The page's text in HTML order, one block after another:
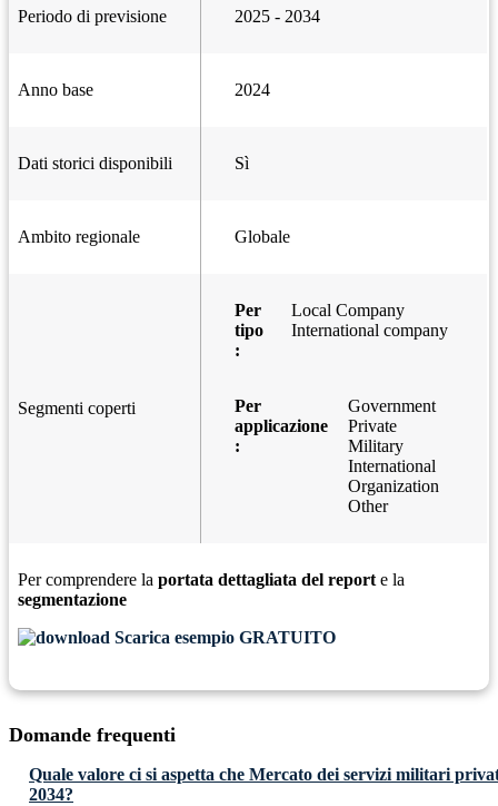
Periodo di previsione 2025 - 2034
Anno base 2024
Dati storici disponibili Sì
Ambito regionale Globale
Segmenti coperti
Per
tipo
:
Local Company
International company
Per
applicazione
:
Government
Private
Military
International
Organization
Other
Per comprendere la portata dettagliata del report e la
segmentazione
Scarica esempio GRATUITO
Domande frequenti
Quale valore ci si aspetta che Mercato dei servizi militari
2034?